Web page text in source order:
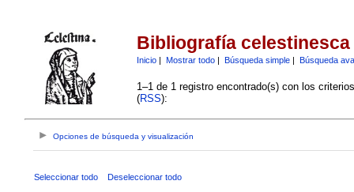
Bibliografía celestinesca
Inicio| Mostrar todo| Búsqueda simple| Búsqueda
1–1 de 1 registro encontrado(s) con los
(RSS):
Opciones de búsqueda y visualización
Seleccionar todo Deseleccionar todo